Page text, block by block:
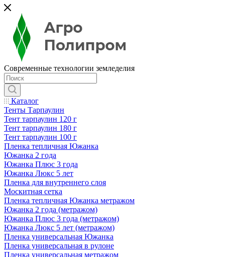
Современные технологии земледелия
Каталог
Тенты Тарпаулин
Тент тарпаулин 120 г
Тент тарпаулин 180 г
Тент тарпаулин 100 г
Пленка тепличная Южанка
Южанка 2 года
Южанка Плюс 3 года
Южанка Люкс 5 лет
Пленка для внутреннего слоя
Москитная сетка
Пленка тепличная Южанка метражом
Южанка 2 года (метражом)
Южанка Плюс 3 года (метражом)
Южанка Люкс 5 лет (метражом)
Пленка универсальная Южанка
Пленка универсальная в рулоне
Пленка универсальная метражом